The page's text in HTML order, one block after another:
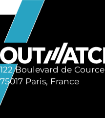
122 Boulevard de
75017 Paris, France